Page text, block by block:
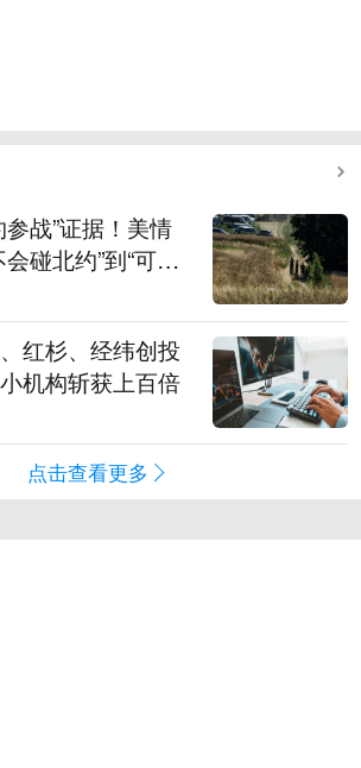
战”证据！美情
碰北约”到“可能
红杉、经纬创投
机构斩获上百倍
点击查看更多